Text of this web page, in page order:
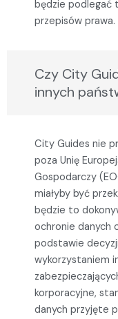
będzie podlegać
przepisów prawa.
Czy City
innych
City Guides nie
poza Unię
Gospodarczy
miałyby być
będzie to
ochronie danych
podstawie
wykorzystaniem
korporacyjne,
danych przyjęte